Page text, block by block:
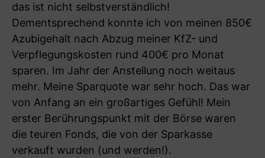
das ist nicht selbstverständlich!
Dementsprechend konnte ich von meinen 850€
Azubigehalt nach Abzug meiner KfZ- und
Verpflegungskosten rund 400€ pro Monat
sparen. Im Jahr der Anstellung noch weitaus
mehr. Meine Sparquote war sehr hoch. Das war
von Anfang an ein großartiges Gefühl! Mein
erster Berührungspunkt mit der Börse waren
die teuren Fonds, die von der Sparkasse
verkauft wurden (und werden!).